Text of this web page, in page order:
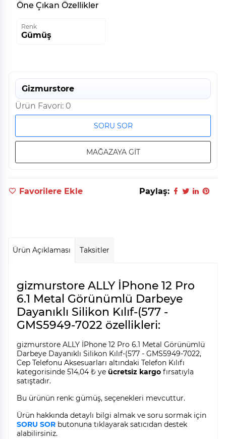
Öne Çıkan Özellikler
Renk
Gümüş
Gizmurstore
Ürün Favori: 0
SORU SOR
MAĞAZAYA GİT
Favorilere Ekle Paylaş:
Ürün Açıklaması Taksitler
gizmurstore ALLY İPhone 12 Pro
6.1 Metal Görünümlü Darbeye
Dayanıklı Silikon Kılıf-(577 -
GMS5949-7022 özellikleri:
gizmurstore ALLY İPhone 12 Pro 6.1 Metal Görünümlü
Darbeye Dayanıklı Silikon Kılıf-(577 - GMS5949-7022,
Cep Telefonu Aksesuarları altındaki Telefon Kılıfı
kategorisinde 514,04 ₺ ye ücretsiz kargo fırsatıyla
satıştadır.
Bu ürünün renk: gümüş, seçenekleri mevcuttur.
Ürün hakkında detaylı bilgi almak ve soru sormak için
SORU SOR butonuna tıklayarak satıcıdan destek
alabilirsiniz.